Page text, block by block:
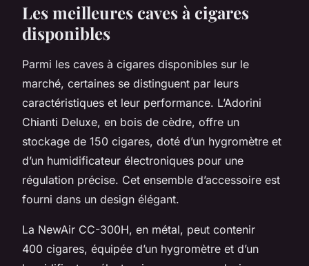
Les meilleures caves à cigares
disponibles
Parmi les caves à cigares disponibles sur le
marché, certaines se distinguent par leurs
caractéristiques et leur performance. L’Adorini
Chianti Deluxe, en bois de cèdre, offre un
stockage de 150 cigares, doté d’un hygromètre et
d’un humidificateur électroniques pour une
régulation précise. Cet ensemble d’accessoire est
fourni dans un design élégant.
La NewAir CC-300H, en métal, peut contenir
400 cigares, équipée d’un hygromètre et d’un